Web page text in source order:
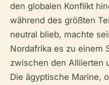
den globalen Konflikt
während des größten
neutral blieb, machte
Nordafrika es zu einem
zwischen den Alliierten
Die ägyptische Marine,